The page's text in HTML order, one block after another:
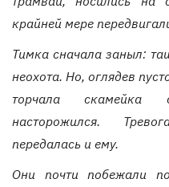
крайней мере
Тимка сначала заныл:
неохота. Но, оглядев
торчала скамейка
насторожился.
передалась и ему.
Они почти побежали